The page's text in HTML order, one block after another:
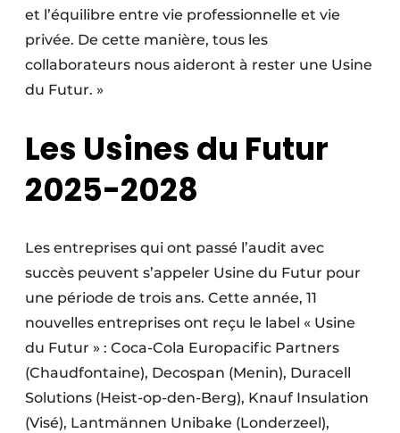
et l’équilibre entre vie professionnelle et vie
privée. De cette manière, tous les
collaborateurs nous aideront à rester une Usine
du Futur. »
Les Usines du Futur
2025-2028
Les entreprises qui ont passé l’audit avec
succès peuvent s’appeler Usine du Futur pour
une période de trois ans. Cette année, 11
nouvelles entreprises ont reçu le label « Usine
du Futur » : Coca-Cola Europacific Partners
(Chaudfontaine), Decospan (Menin), Duracell
Solutions (Heist-op-den-Berg), Knauf Insulation
(Visé), Lantmännen Unibake (Londerzeel),